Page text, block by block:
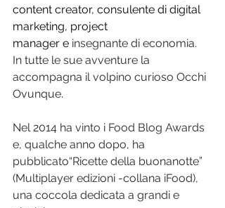
content creator, consulente di digital
marketing, project
manager e insegnante di economia.
In tutte le sue avventure la
accompagna il volpino curioso Occhi
Ovunque.
Nel 2014 ha vinto i Food Blog Awards
e, qualche anno dopo, ha
pubblicato“Ricette della buonanotte”
(Multiplayer edizioni -collana iFood),
una coccola dedicata a grandi e